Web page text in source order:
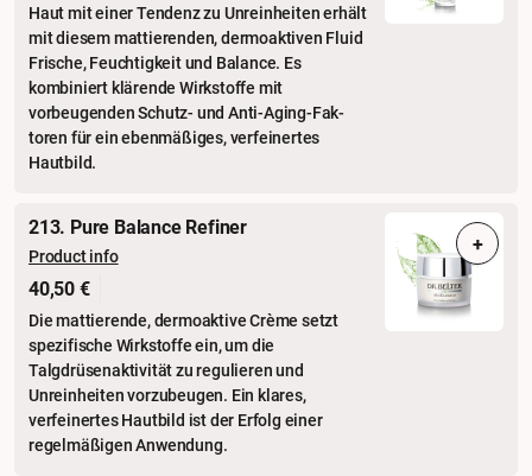
Haut mit einer Tendenz zu Unreinheiten erhält
mit diesem mattierenden, dermoaktiven Fluid
Frische, Feuchtigkeit und Balance. Es
kombiniert klärende Wirkstoffe mit
vorbeugenden Schutz- und Anti-Aging-Fak­
toren für ein ebenmäßiges, verfeinertes
Hautbild.
213. Pure Balance Refiner
Product info
40,50 €
Die mattierende, dermoaktive Crème setzt
spezifische Wirkstoffe ein, um die
Talgdrüsenaktivität zu regulieren und
Unreinheiten vorzubeugen. Ein klares,
verfeinertes Hautbild ist der Erfolg einer
regelmäßigen Anwendung.
+